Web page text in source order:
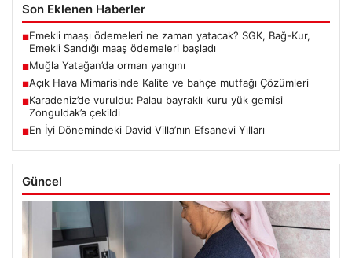
Son Eklenen Haberler
■Emekli maaşı ödemeleri ne zaman yatacak? SGK, Bağ-Kur,
Emekli Sandığı maaş ödemeleri başladı
■Muğla Yatağan’da orman yangını
■Açık Hava Mimarisinde Kalite ve bahçe mutfağı Çözümleri
■Karadeniz’de vuruldu: Palau bayraklı kuru yük gemisi
Zonguldak’a çekildi
■En İyi Dönemindeki David Villa’nın Efsanevi Yılları
Güncel